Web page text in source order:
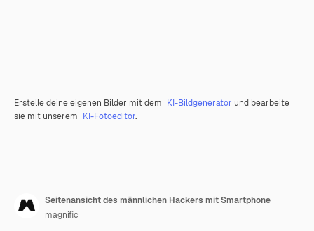
Erstelle deine eigenen Bilder mit dem KI-Bildgenerator und bearbeite
sie mit unserem KI-Fotoeditor.
Seitenansicht des männlichen Hackers mit Smartphone
magnific